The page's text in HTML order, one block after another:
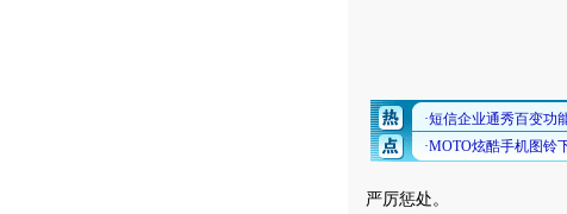
严厉惩处。